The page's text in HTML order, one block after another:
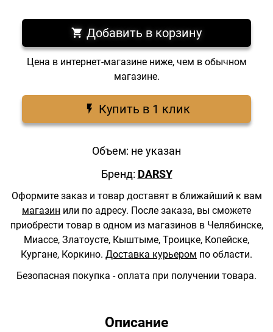
Добавить в корзину
Цена в интернет-магазине ниже, чем в обычном
магазине.
Купить в 1 клик
Объем: не указан
Бренд: DARSY
Оформите заказ и товар доставят в ближайший к вам
магазин или по адресу. После заказа, вы сможете
приобрести товар в одном из магазинов в Челябинске,
Миассе, Златоусте, Кыштыме, Троицке, Копейске,
Кургане, Коркино. Доставка курьером по области.
Безопасная покупка - оплата при получении товара.
Описание